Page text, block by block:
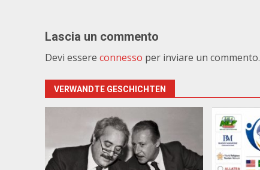
Lascia un commento
Devi essere connesso per inviare un commento.
VERWANDTE GESCHICHTEN